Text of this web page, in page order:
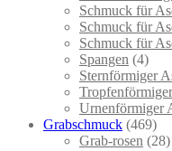
Schmuck für
Schmuck für
Schmuck für
Spangen (4)
Sternförmiger
Urnenförmiger
Grabschmuck (469)
Grab-rosen (28)